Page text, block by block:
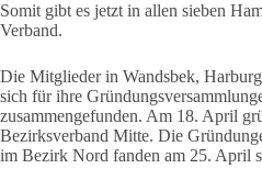
Somit gibt es jetzt in allen sieben
Verband.
Die Mitglieder in Wandsbek,
sich für ihre
zusammengefunden. Am 18. April
Bezirksverband Mitte. Die
im Bezirk Nord fanden am 25. April